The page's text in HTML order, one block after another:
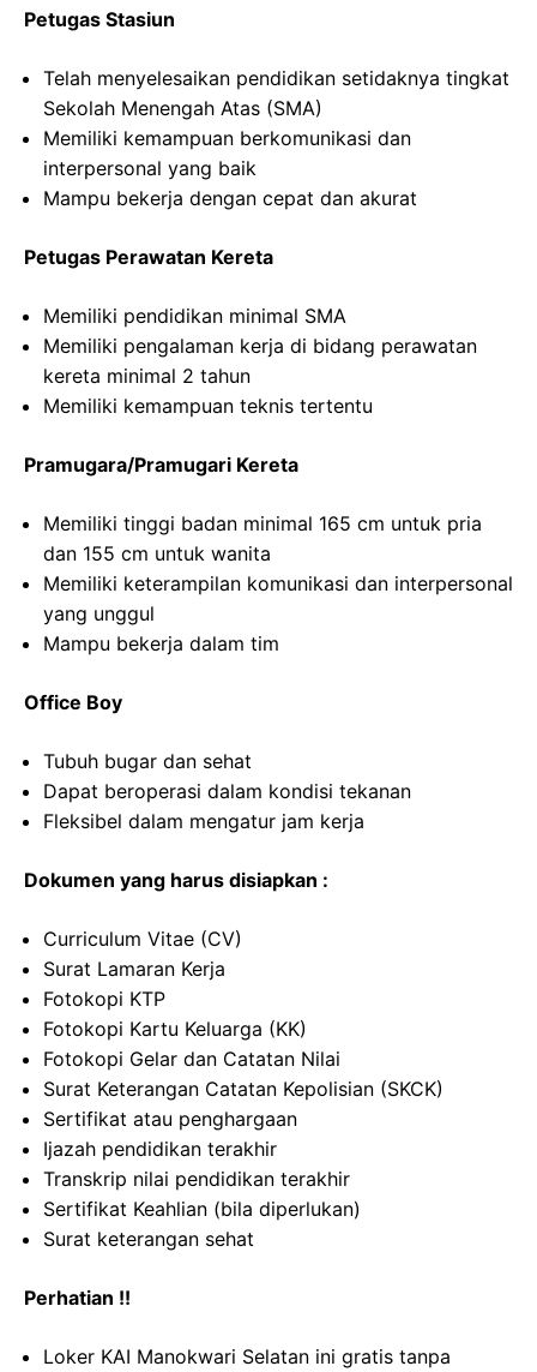
Petugas Stasiun
Telah menyelesaikan pendidikan setidaknya tingkat
Sekolah Menengah Atas (SMA)
Memiliki kemampuan berkomunikasi dan
interpersonal yang baik
Mampu bekerja dengan cepat dan akurat
Petugas Perawatan Kereta
Memiliki pendidikan minimal SMA
Memiliki pengalaman kerja di bidang perawatan
kereta minimal 2 tahun
Memiliki kemampuan teknis tertentu
Pramugara/Pramugari Kereta
Memiliki tinggi badan minimal 165 cm untuk pria
dan 155 cm untuk wanita
Memiliki keterampilan komunikasi dan interpersonal
yang unggul
Mampu bekerja dalam tim
Office Boy
Tubuh bugar dan sehat
Dapat beroperasi dalam kondisi tekanan
Fleksibel dalam mengatur jam kerja
Dokumen yang harus disiapkan :
Curriculum Vitae (CV)
Surat Lamaran Kerja
Fotokopi KTP
Fotokopi Kartu Keluarga (KK)
Fotokopi Gelar dan Catatan Nilai
Surat Keterangan Catatan Kepolisian (SKCK)
Sertifikat atau penghargaan
Ijazah pendidikan terakhir
Transkrip nilai pendidikan terakhir
Sertifikat Keahlian (bila diperlukan)
Surat keterangan sehat
Perhatian !!
Loker KAI Manokwari Selatan ini gratis tanpa